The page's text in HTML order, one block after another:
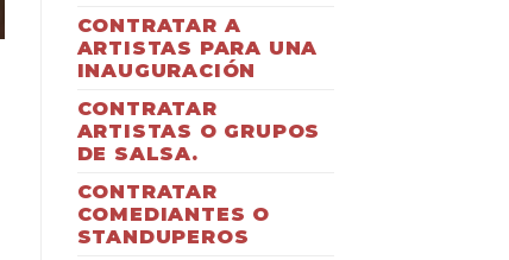
CONTRATAR A
ARTISTAS PARA UNA
INAUGURACIÓN
CONTRATAR
ARTISTAS O GRUPOS
DE SALSA.
CONTRATAR
COMEDIANTES O
STANDUPEROS